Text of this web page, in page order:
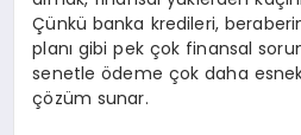
Çünkü banka kredileri,
planı gibi pek çok finansal
senetle ödeme çok daha
çözüm sunar.